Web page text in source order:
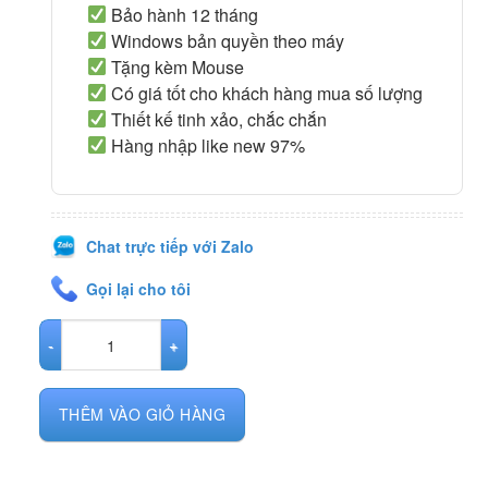
Bảo hành 12 tháng
Windows bản quyền theo máy
Tặng kèm Mouse
Có giá tốt cho khách hàng mua số lượng
Thiết kế tinh xảo, chắc chắn
Hàng nhập like new 97%
Chat trực tiếp với Zalo
Gọi lại cho tôi
Laptop Lenovo ThinkPad T470S số lượng
THÊM VÀO GIỎ HÀNG